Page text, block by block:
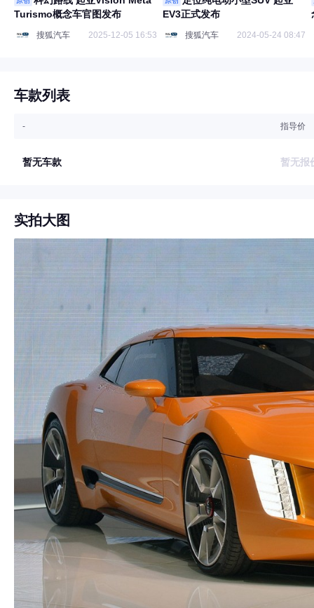
Turismo概念车官图发布
搜狐汽车 2025-12-05 16:53
EV3正式发布
搜狐汽车 2024-05-24 08:47
车款列表
- 指导价
暂无车款 暂无报
实拍大图